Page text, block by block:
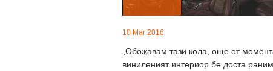
10 Mar 2016
„Обожавам тази кола, още от
виниленият интериор бе доста